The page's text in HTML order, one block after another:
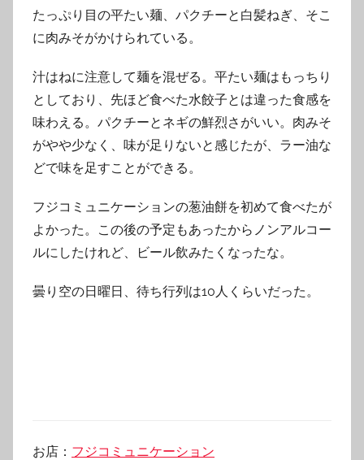
たっぷり目の平たい麺、パクチーと白髪ねぎ、そこ
に肉みそがかけられている。
汁はねに注意して麺を混ぜる。平たい麺はもっちり
としており、先ほど食べた水餃子とは違った食感を
味わえる。パクチーとネギの鮮烈さがいい。肉みそ
がやや少なく、味が足りないと感じたが、ラー油な
どで味を足すことができる。
フジコミュニケーションの葱油餅を初めて食べたが
よかった。この後の予定もあったからノンアルコー
ルにしたけれど、ビール飲みたくなったな。
曇り空の日曜日、待ち行列は10人くらいだった。
お店： フジコミュニケーション